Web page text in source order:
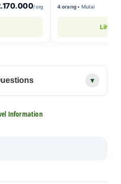
/ org 4 orang • Mulai
Lihat
▼
Magelang di
sisi sejarah, arsitektur
Walking Tour
Alun-alun Magelang,
Information